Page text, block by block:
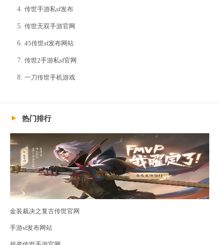
传世手游私sf发布
传世无双手游官网
45传世sf发布网站
传世2手游私sf官网
一刀传世手机游戏
热门排行
金装裁决之复古传世官网
手游sf发布网站